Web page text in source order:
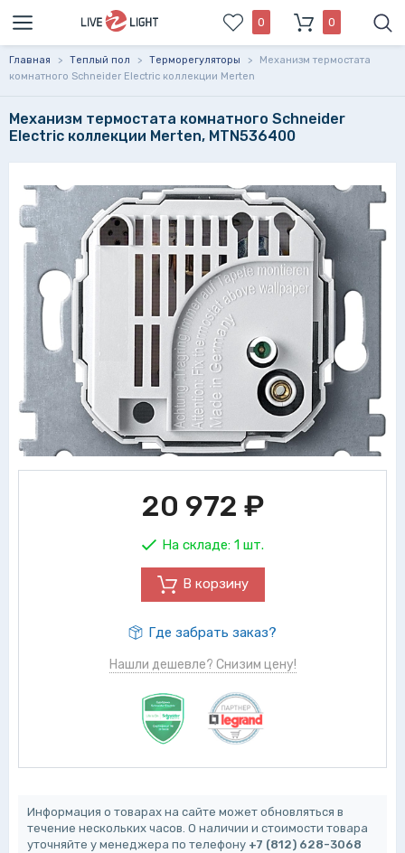
0 0
Главная > Теплый пол > Терморегуляторы >
Механизм термостата
комнатного Schneider Electric коллекции Merten
Механизм термостата комнатного Schneider
Electric коллекции Merten, MTN536400
20 972 ₽
На складе: 1 шт.
В корзину
Где забрать заказ?
Нашли дешевле? Снизим цену!
Информация о товарах на сайте может обновляться в
течение нескольких часов. О наличии и стоимости товара
уточняйте у менеджера по телефону +7 (812) 628-3068